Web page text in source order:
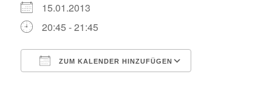
15.01.2013
20:45 - 21:45
ZUM KALENDER HINZUFÜGEN